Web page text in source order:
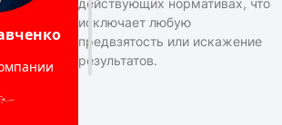
действующих нормативах, что
исключает любую
предвзятость или искажение
результатов.